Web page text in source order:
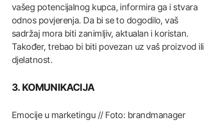
vašeg potencijalnog kupca, informira ga i stvara
odnos povjerenja. Da bi se to dogodilo, vaš
sadržaj mora biti zanimljiv, aktualan i koristan.
Također, trebao bi biti povezan uz vaš proizvod ili
djelatnost.
3. KOMUNIKACIJA
Emocije u marketingu // Foto: brandmanager